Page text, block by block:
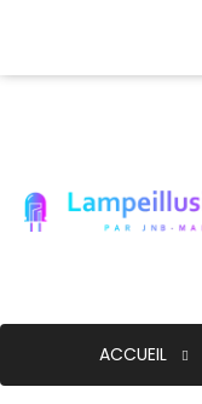
ACCUEIL